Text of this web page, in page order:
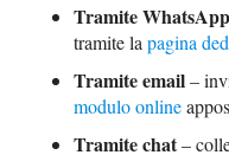
Tramite WhatsApp
tramite lapagina
Tramite email–
modulo online
Tramite chat–